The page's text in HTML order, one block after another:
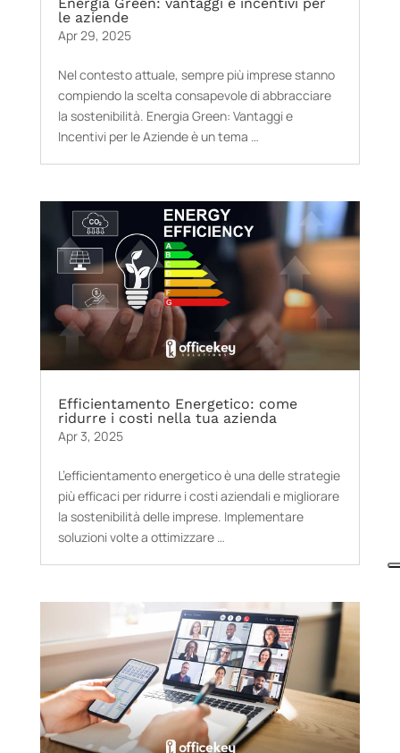
le aziende
Apr 29, 2025
Nel contesto attuale, sempre più imprese stanno
compiendo la scelta consapevole di abbracciare
la sostenibilità. Energia Green: Vantaggi e
Incentivi per le Aziende è un tema …
Efficientamento Energetico: come
ridurre i costi nella tua azienda
Apr 3, 2025
L’efficientamento energetico è una delle strategie
più efficaci per ridurre i costi aziendali e migliorare
la sostenibilità delle imprese. Implementare
soluzioni volte a ottimizzare …